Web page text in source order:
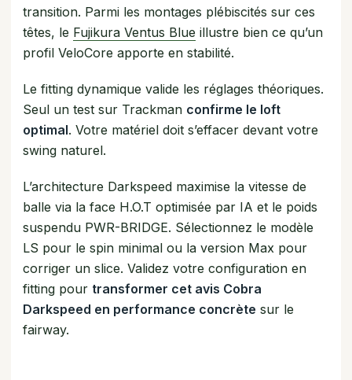
transition. Parmi les montages plébiscités sur ces
têtes, le Fujikura Ventus Blue illustre bien ce qu’un
profil VeloCore apporte en stabilité.
Le fitting dynamique valide les réglages théoriques.
Seul un test sur Trackman confirme le loft
optimal. Votre matériel doit s’effacer devant votre
swing naturel.
L’architecture Darkspeed maximise la vitesse de
balle via la face H.O.T optimisée par IA et le poids
suspendu PWR-BRIDGE. Sélectionnez le modèle
LS pour le spin minimal ou la version Max pour
corriger un slice. Validez votre configuration en
fitting pour transformer cet avis Cobra
Darkspeed en performance concrète sur le
fairway.